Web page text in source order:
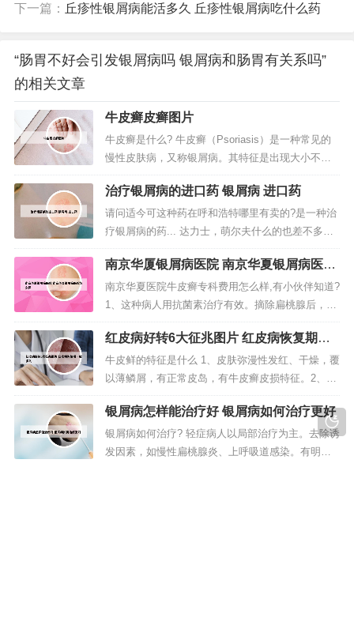
下一篇： 丘疹性银屑病能活多久 丘疹性银屑病吃什么药
“肠胃不好会引发银屑病吗 银屑病和肠胃有关系吗”
的相关文章
牛皮癣皮癣图片
牛皮癣是什么? 牛皮癣（Psoriasis）是一种常见的
慢性皮肤病，又称银屑病。其特征是出现大小不等
的丘疹，红斑，表面覆盖着银白色鳞屑，边界清
楚，好发于头皮、四肢伸侧及背部。男性多于女
性。春冬季节容易复发或加重，而夏秋季多缓解。
您好，银屑病俗称“牛皮癣”，是一种常见的慢性、复
发性、炎症性皮肤病，并不...
治疗银屑病的进口药 银屑病 进口药
请问适今可这种药在呼和浩特哪里有卖的?是一种治
疗银屑病的药... 达力士，萌尔夫什么的也差不多，
大的药店应该有吧。大医院应该也有。我的一点经
验，希望能帮到你。治皮关键：擦亮双眼，明辨是
非，多学多问，慎重用药。治病原则：药疗不如食
疗。适今可（吡硫翁锌气雾剂），适应症为银屑
病，脂溢性皮炎，皮脂溢出及其它...
南京华厦银屑病医院 南京华夏银屑病医院
怎么样
南京华夏医院牛皮癣专科费用怎么样,有小伙伴知道?
1、这种病人用抗菌素治疗有效。摘除扁桃腺后，皮
疹可有明显好转或消退，说明感染是银屑病发病的
一个重要因素。代谢障碍。对银屑病血液化学，皮
肤组织化学和皮肤病理生理的研究，未能获得有益
的成果。2、黑素细胞自身破坏学说 白癜风患者体内
可以产生抗体和T淋巴细胞...
红皮病好转6大征兆图片 红皮病恢复期一
般多久
牛皮鲜的特征是什么 1、皮肤弥漫性发红、干燥，覆
以薄鳞屑，有正常皮岛，有牛皮癣皮损特征。2、牛
皮癣（Psoriasis）是一种常见的慢性皮肤病，又称
银屑病。其特征是出现大小不等的丘疹，红斑，表
面覆盖着银白色鳞屑，边界清楚，好发于头皮、四
肢伸侧及背部。男性多于女性。春冬季节容易复发
银屑病怎样能治疗好 银屑病如何治疗更好
银屑病如何治疗? 轻症病人以局部治疗为主。去除诱
发因素，如慢性扁桃腺炎、上呼吸道感染。有明显